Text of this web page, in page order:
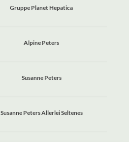
Gruppe Planet Hepatica
Alpine Peters
Susanne Peters
Susanne Peters Allerlei Seltenes